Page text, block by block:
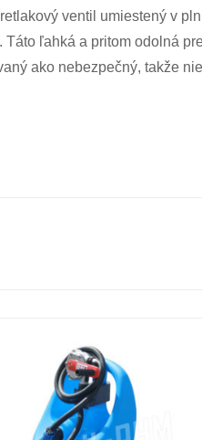
ventil umiestený v
ľahká a pritom odolná
ako nebezpečný, takže